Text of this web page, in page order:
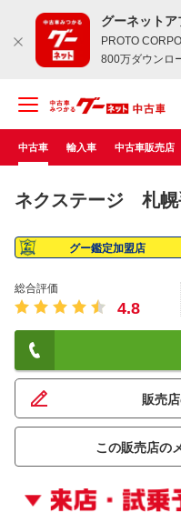
グーネットア
PROTO
800万ダウンロ
中古車 輸入車 中古車販売店
ネクステージ 札幌
グー鑑定加盟店
総合評価
4.8
販売
この販売店の